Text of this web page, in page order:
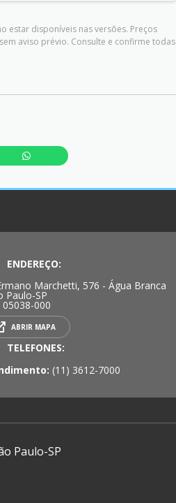
estar disponíveis nas versões. Preços
aviso prévio. Consulte e confirme todas
ENDEREÇO:
Marchetti, 576 - Água Branca
Paulo-SP
05038-000
ABRIR MAPA
TELEFONES:
(11) 3612-7000
Paulo-SP